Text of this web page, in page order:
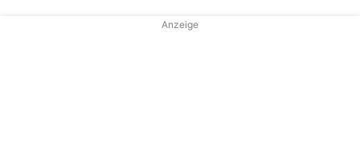
Anzeige